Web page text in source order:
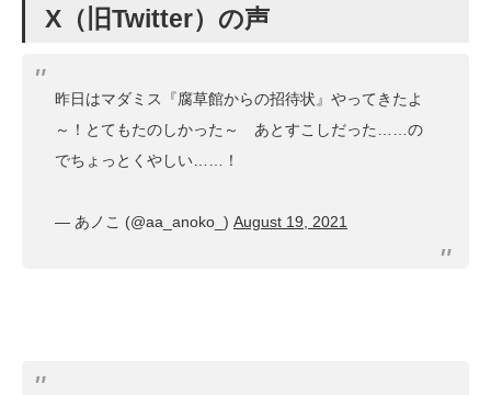
X（旧Twitter）の声
昨日はマダミス『腐草館からの招待状』やってきたよ
～！とてもたのしかった～ あとすこしだった……の
でちょっとくやしい……！
— あノこ (@aa_anoko_) August 19, 2021